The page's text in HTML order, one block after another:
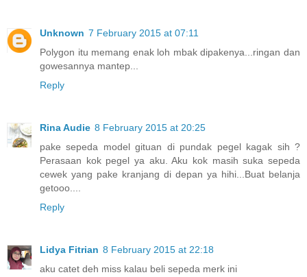
Unknown 7 February 2015 at 07:11
Polygon itu memang enak loh mbak dipakenya...ringan dan
gowesannya mantep...
Reply
Rina Audie 8 February 2015 at 20:25
pake sepeda model gituan di pundak pegel kagak sih ?
Perasaan kok pegel ya aku. Aku kok masih suka sepeda
cewek yang pake kranjang di depan ya hihi...Buat belanja
getooo....
Reply
Lidya Fitrian 8 February 2015 at 22:18
aku catet deh miss kalau beli sepeda merk ini